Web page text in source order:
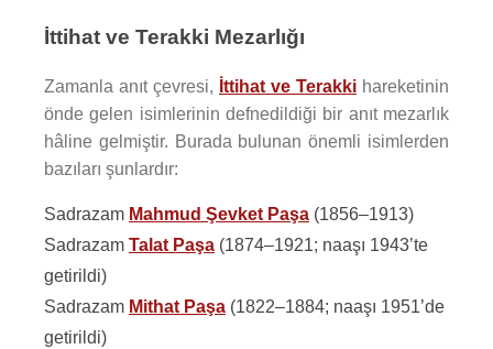
İttihat ve Terakki Mezarlığı
Zamanla anıt çevresi, İttihat ve Terakki hareketinin
önde gelen isimlerinin defnedildiği bir anıt mezarlık
hâline gelmiştir. Burada bulunan önemli isimlerden
bazıları şunlardır:
Sadrazam Mahmud Şevket Paşa (1856–1913)
Sadrazam Talat Paşa (1874–1921; naaşı 1943’te
getirildi)
Sadrazam Mithat Paşa (1822–1884; naaşı 1951’de
getirildi)